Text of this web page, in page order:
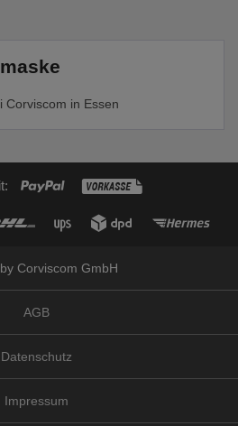
Corviscom in Essen
Corviscom GmbH
AGB
Datenschutz
Impressum